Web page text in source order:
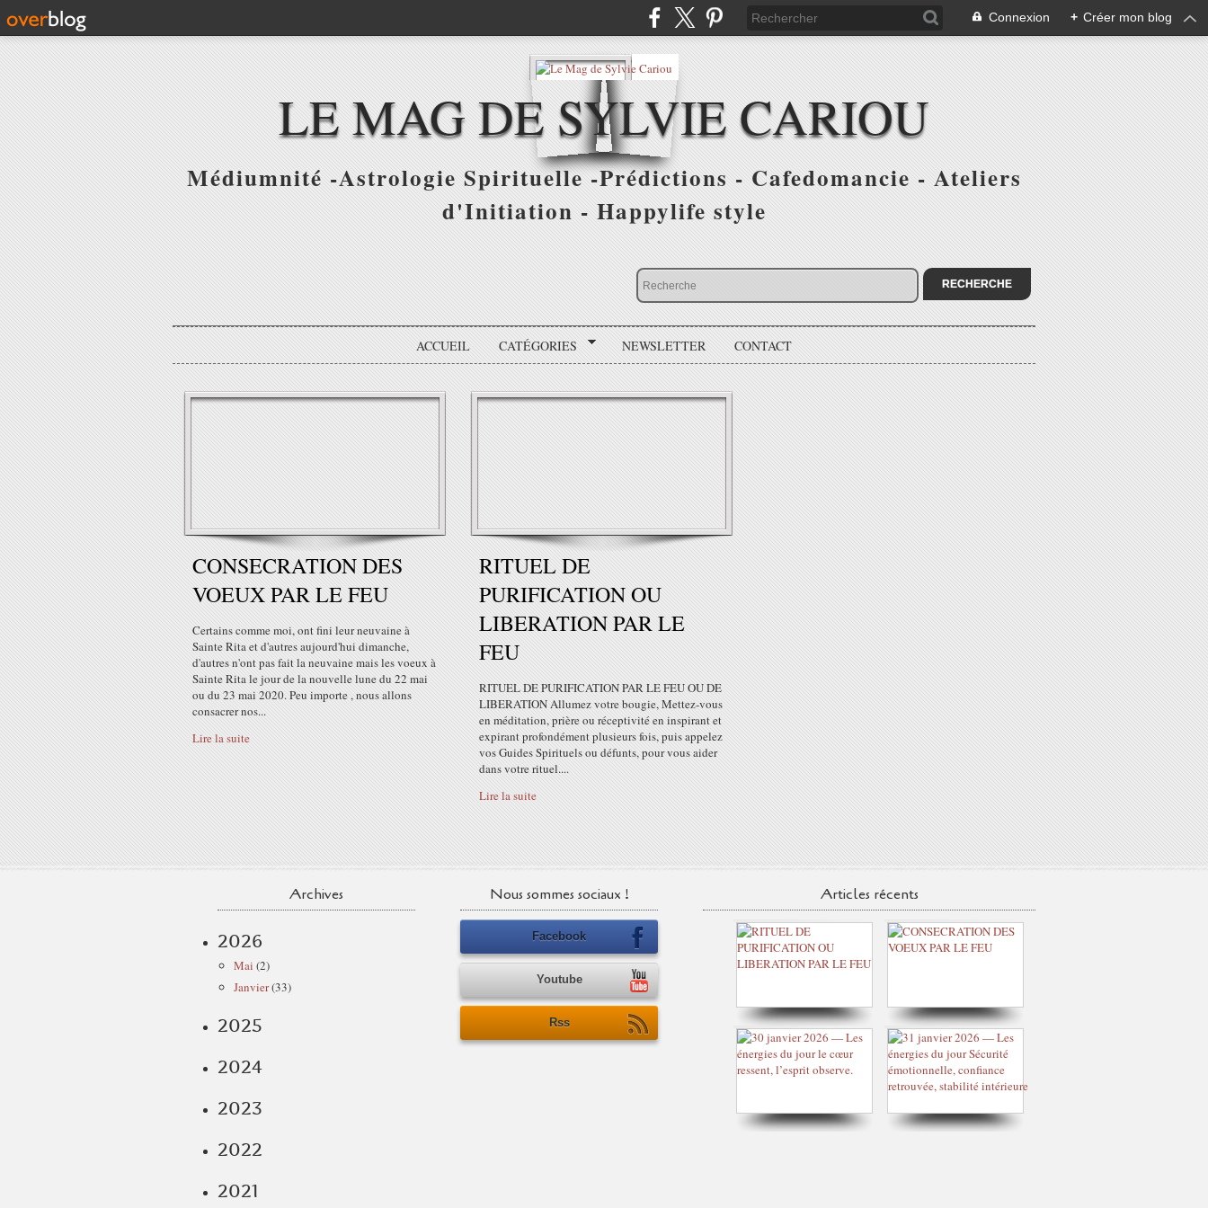
Connexion + Créer mon blog
LE MAG DE SYLVIE CARIOU
Médiumnité -Astrologie Spirituelle -Prédictions - Cafedomancie - Ateliers
d'Initiation - Happylife style
ACCUEIL CATÉGORIES NEWSLETTER CONTACT
CONSECRATION DES
VOEUX PAR LE FEU
Certains comme moi, ont fini leur neuvaine à
Sainte Rita et d'autres aujourd'hui dimanche,
d'autres n'ont pas fait la neuvaine mais les voeux à
Sainte Rita le jour de la nouvelle lune du 22 mai
ou du 23 mai 2020. Peu importe , nous allons
consacrer nos...
Lire la suite
RITUEL DE
PURIFICATION OU
LIBERATION PAR LE
FEU
RITUEL DE PURIFICATION PAR LE FEU OU DE
LIBERATION Allumez votre bougie, Mettez-vous
en méditation, prière ou réceptivité en inspirant et
expirant profondément plusieurs fois, puis appelez
vos Guides Spirituels ou défunts, pour vous aider
dans votre rituel....
Lire la suite
Archives
2026
Mai (2)
Janvier(33)
2025
2024
2023
2022
2021
Nous sommes sociaux !
Facebook
Youtube
Rss
Articles récents